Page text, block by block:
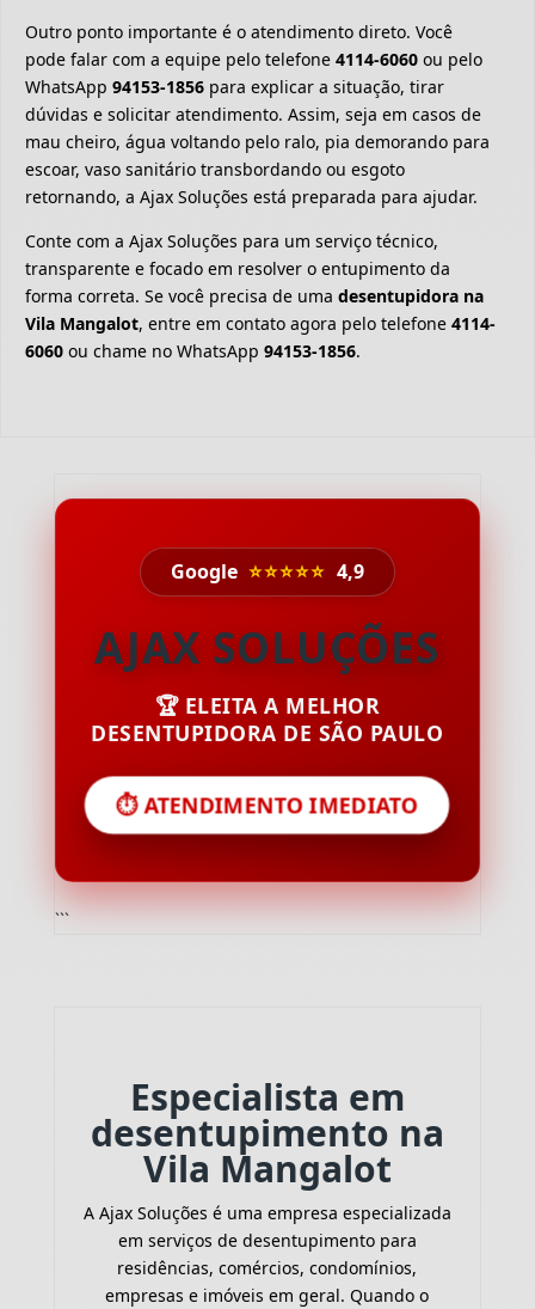
Outro ponto importante é o atendimento direto. Você
pode falar com a equipe pelo telefone 4114-6060 ou pelo
WhatsApp 94153-1856 para explicar a situação, tirar
dúvidas e solicitar atendimento. Assim, seja em casos de
mau cheiro, água voltando pelo ralo, pia demorando para
escoar, vaso sanitário transbordando ou esgoto
retornando, a Ajax Soluções está preparada para ajudar.
Conte com a Ajax Soluções para um serviço técnico,
transparente e focado em resolver o entupimento da
forma correta. Se você precisa de uma desentupidora na
Vila Mangalot, entre em contato agora pelo telefone 4114-
6060 ou chame no WhatsApp 94153-1856.
Google ⭐⭐⭐⭐⭐ 4,9
AJAX SOLUÇÕES
🏆 ELEITA A MELHOR
DESENTUPIDORA DE SÃO PAULO
⏱️ ATENDIMENTO IMEDIATO
```
Especialista em
desentupimento na
Vila Mangalot
A Ajax Soluções é uma empresa especializada
em serviços de desentupimento para
residências, comércios, condomínios,
empresas e imóveis em geral. Quando o